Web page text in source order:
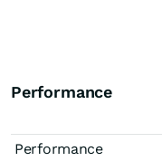
Performance
Performance